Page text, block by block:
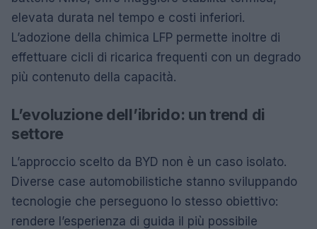
elevata durata nel tempo e costi inferiori.
L’adozione della chimica LFP permette inoltre di
effettuare cicli di ricarica frequenti con un degrado
più contenuto della capacità.
L’evoluzione dell’ibrido: un trend di
settore
L’approccio scelto da BYD non è un caso isolato.
Diverse case automobilistiche stanno sviluppando
tecnologie che perseguono lo stesso obiettivo:
rendere l’esperienza di guida il più possibile